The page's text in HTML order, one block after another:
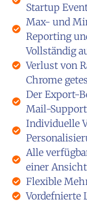
Startup
Max- und
Reporting
Vollständig
Verlust von
Chrome
Der Export-
Mail-
Individuelle
Alle
einer Ansicht
Flexible
Vordefnierte